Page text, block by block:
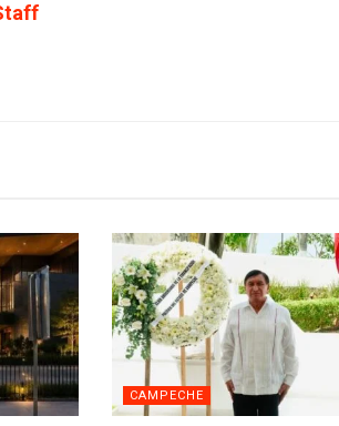
CAMPECHE